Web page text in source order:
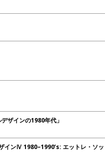
ザインの1980年代」
インⅣ 1980–1990’s: エットレ・ソ